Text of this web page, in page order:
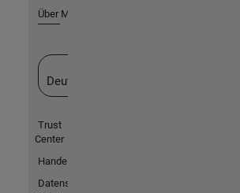
Über MathWorks
Deutschland
Trust
Center
Handelsmarken
Datenschutz-